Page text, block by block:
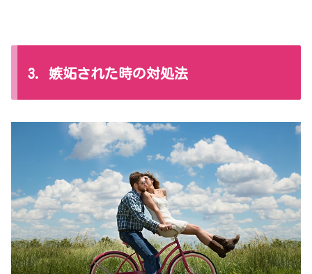
3. 嫉妬された時の対処法